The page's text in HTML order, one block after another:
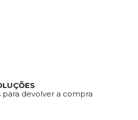
para devolver a compra